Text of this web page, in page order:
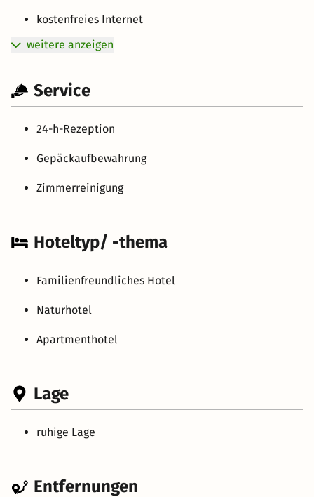
kostenfreies Internet
weitere anzeigen
Service
24-h-Rezeption
Gepäckaufbewahrung
Zimmerreinigung
Hoteltyp/ -thema
Familienfreundliches Hotel
Naturhotel
Apartmenthotel
Lage
ruhige Lage
Entfernungen